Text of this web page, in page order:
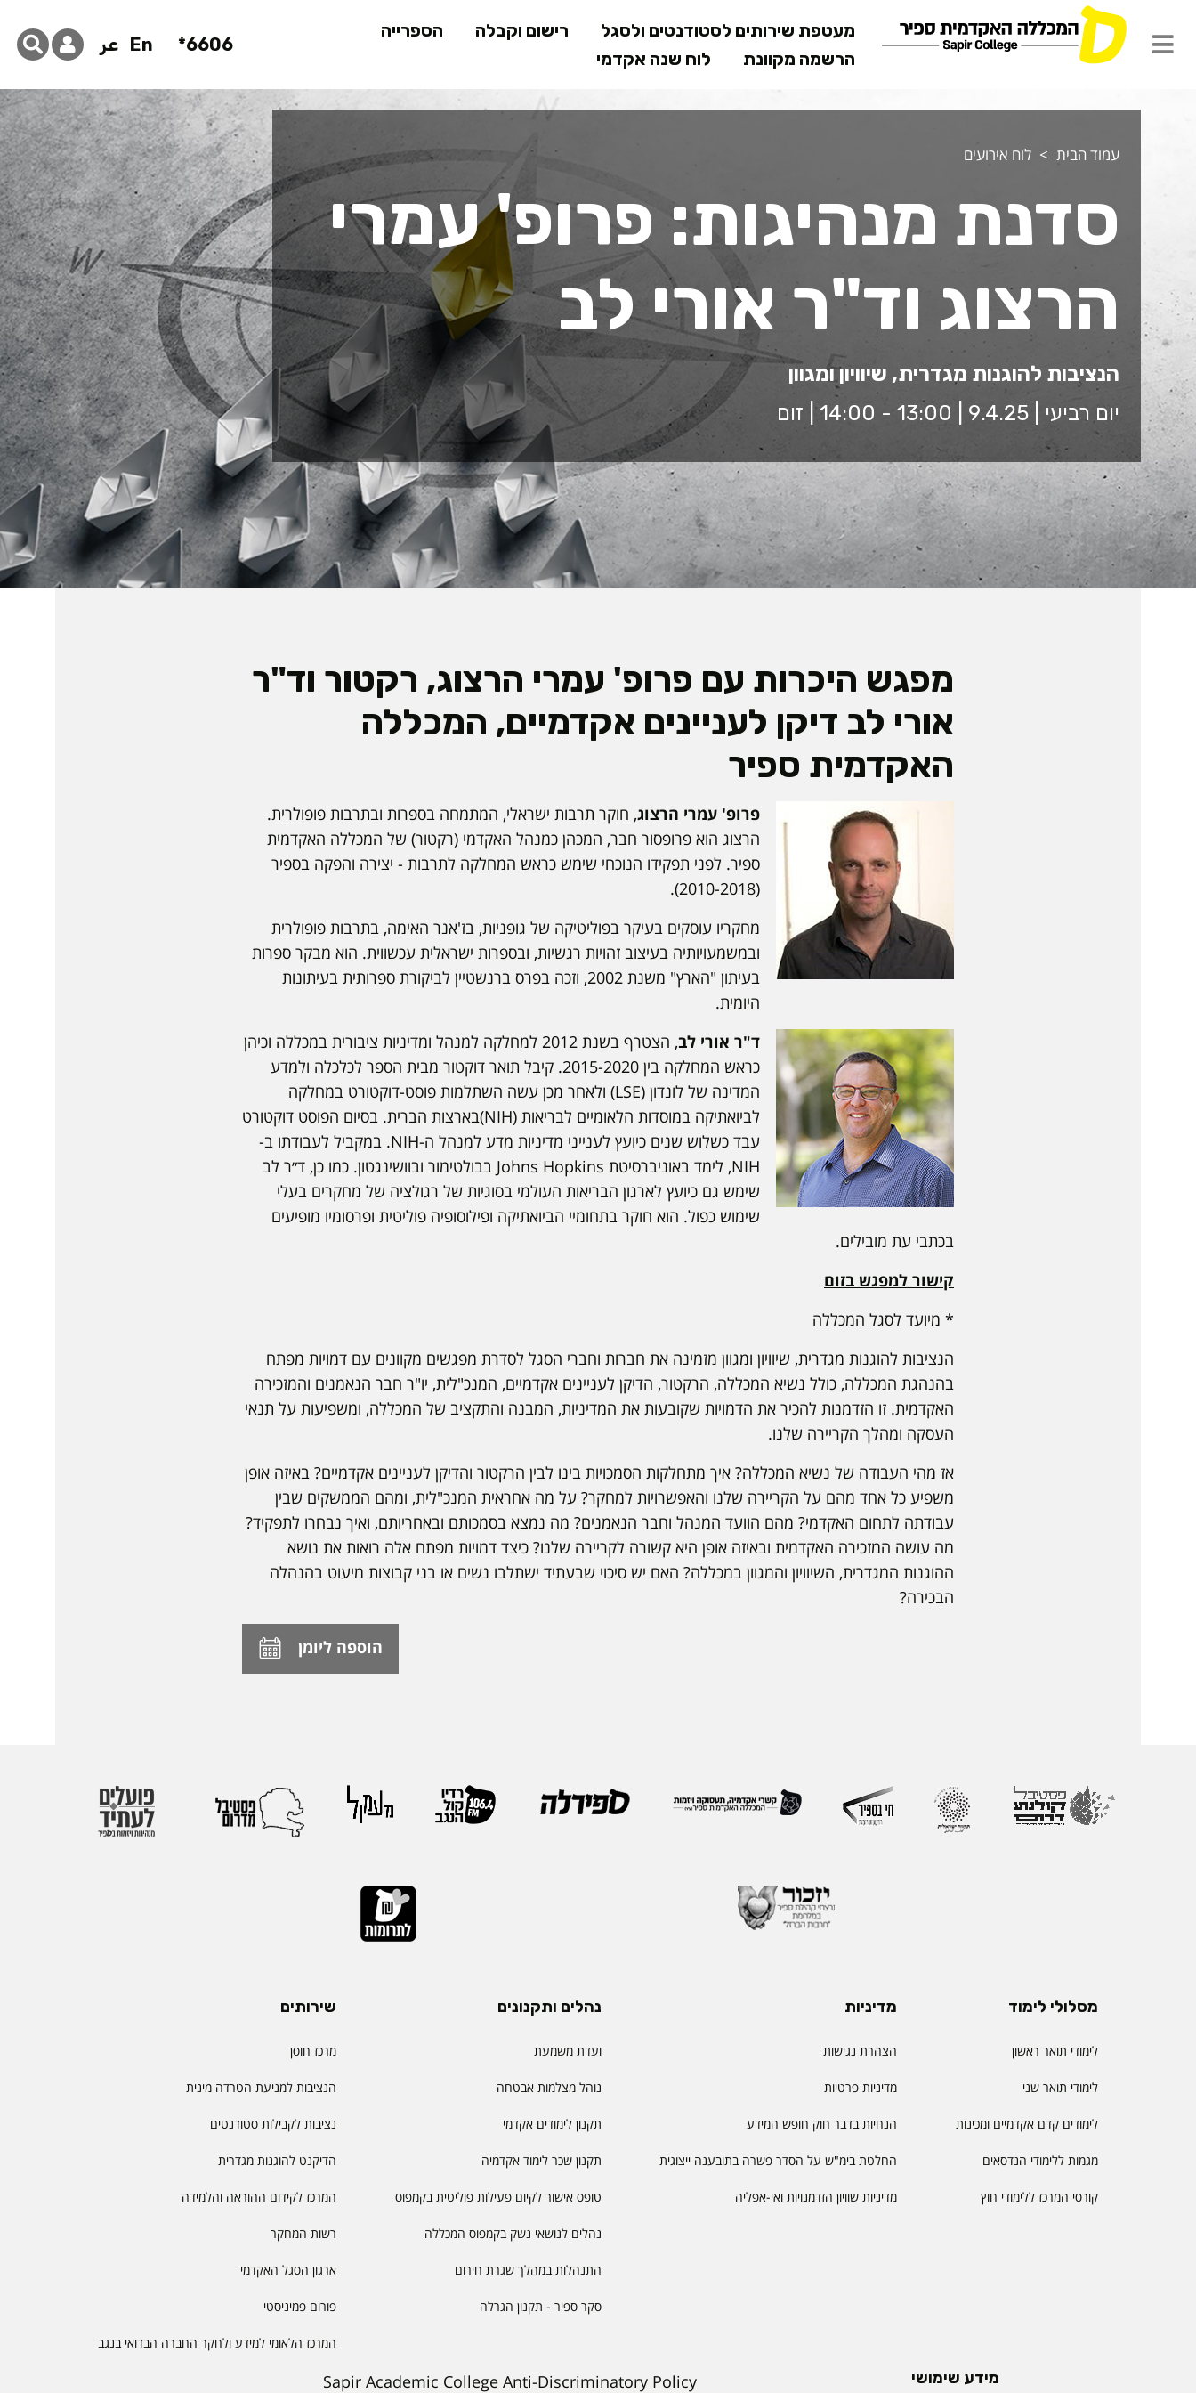
לתוכן
המרכזי
מעטפת שירותים לסטודנטים ולסגל רישום וקבלה
הספרייה
הרשמה מקוונת
לוח שנה אקדמי
6606*
En عر
עמוד הבית לוח אירועים
סדנת מנהיגות: פרופ' עמרי
הרצוג וד"ר אורי לב
הנציבות להוגנות מגדרית, שיוויון ומגוון
יום רביעי | 9.4.25 | 13:00 - 14:00 | זום
מפגש היכרות עם פרופ' עמרי הרצוג, רקטור וד"ר
אורי לב דיקן לעניינים אקדמיים, המכללה
האקדמית ספיר
פרופ' עמרי הרצוג, חוקר תרבות ישראלי, המתמחה בספרות ובתרבות פופולרית.
הרצוג הוא פרופסור חבר, המכהן כמנהל האקדמי (רקטור) של המכללה האקדמית
ספיר. לפני תפקידו הנוכחי שימש כראש המחלקה לתרבות - יצירה והפקה בספיר
(2010-2018).
מחקריו עוסקים בעיקר בפוליטיקה של גופניות, בז'אנר האימה, בתרבות פופולרית
ובמשמעויותיה בעיצוב זהויות רגשיות, ובספרות ישראלית עכשווית. הוא מבקר ספרות
בעיתון "הארץ" משנת 2002, וזכה בפרס ברנשטיין לביקורת ספרותית בעיתונות
היומית.
ד"ר אורי לב
, הצטרף בשנת 2012 למחלקה למנהל ומדיניות ציבורית במכללה וכיהן
כראש המחלקה בין 2015-2020. קיבל תואר דוקטור מבית הספר לכלכלה ולמדע
המדינה של לונדון (LSE) ולאחר מכן עשה השתלמות פוסט-דוקטורט במחלקה
לביואתיקה במוסדות הלאומיים לבריאות (NIH)בארצות הברית. בסיום הפוסט דוקטורט
עבד כשלוש שנים כיועץ לענייני מדיניות מדע למנהל ה-NIH. במקביל לעבודתו ב-
NIH, לימד באוניברסיטת Johns Hopkins בבולטימור ובוושינגטון. כמו כן, ד״ר לב
שימש גם כיועץ לארגון הבריאות העולמי בסוגיות של רגולציה של מחקרים בעלי
שימוש כפול. הוא חוקר בתחומיי הביואתיקה ופילוסופיה פוליטית ופרסומיו מופיעים
בכתבי עת מובילים.
קישור למפגש בזום
* מיועד לסגל המכללה
הנציבות להוגנות מגדרית, שיוויון ומגוון מזמינה את חברות וחברי הסגל לסדרת מפגשים מקוונים עם דמויות מפתח
בהנהגת המכללה, כולל נשיא המכללה, הרקטור, הדיקן לעניינים אקדמיים, המנכ"לית, יו"ר חבר הנאמנים והמזכירה
האקדמית. זו הזדמנות להכיר את הדמויות שקובעות את המדיניות, המבנה והתקציב של המכללה, ומשפיעות על תנאי
העסקה ומהלך הקריירה שלנו.
אז מהי העבודה של נשיא המכללה? איך מתחלקות הסמכויות בינו לבין הרקטור והדיקן לעניינים אקדמיים? באיזה אופן
משפיע כל אחד מהם על הקריירה שלנו והאפשרויות למחקר? על מה אחראית המנכ"לית, ומהם הממשקים שבין
עבודתה לתחום האקדמי? מהם הוועד המנהל וחבר הנאמנים? מה נמצא בסמכותם ובאחריותם, ואיך נבחרו לתפקיד?
מה עושה המזכירה האקדמית ובאיזה אופן היא קשורה לקריירה שלנו? כיצד דמויות מפתח אלה רואות את נושא
ההוגנות המגדרית, השיוויון והמגוון במכללה? האם יש סיכוי שבעתיד ישתלבו נשים או בני קבוצות מיעוט בהנהלה
הבכירה?
הוספה ליומן
מסלולי לימוד
לימודי תואר ראשון
לימודי תואר שני
לימודים קדם אקדמיים ומכינות
מגמות ללימודי הנדסאים
קורסי המרכז ללימודי חוץ
מדיניות
הצהרת נגישות
מדיניות פרטיות
הנחיות בדבר חוק חופש המידע
החלטת בימ"ש על הסדר פשרה בתובענה ייצוגית
מדיניות שוויון הזדמנויות ואי-אפליה
נהלים ותקנונים
ועדת משמעת
נוהל מצלמות אבטחה
תקנון לימודים אקדמי
תקנון שכר לימוד אקדמיה
טופס אישור לקיום פעילות פוליטית בקמפוס
נהלים לנושאי נשק בקמפוס המכללה
התנהלות במהלך שגרת חירום
סקר ספיר - תקנון הגרלה
שירותים
מרכז חוסן
הנציבות למניעת הטרדה מינית
נציבות לקבילות סטודנטים
הדיקנט להוגנות מגדרית
המרכז לקידום ההוראה והלמידה
רשות המחקר
ארגון הסגל האקדמי
פורום פמיניסטי
המרכז הלאומי למידע ולחקר החברה הבדואי בנגב
מידע שימושי Sapir Academic College Anti-Discriminatory Policy